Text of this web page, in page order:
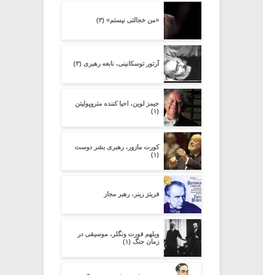
«من خجالتی نیستم» (۳)
آرتور توسکانینی، نابغه رهبری (۳)
جیمز لوین، احیا کننده متروپولیتن
(۱)
کورت مازور، رهبری بشر دوست
(۱)
فریتز رینر، رهبر مجار
ویلهم فورت ونگلر، موسیقی در
زمان جنگ (۱)